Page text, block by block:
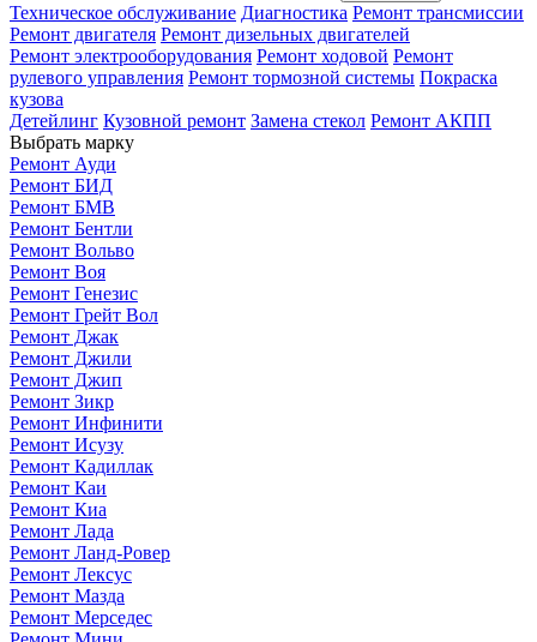
Техническое обслуживание Диагностика Ремонт трансмиссии
Ремонт двигателя Ремонт дизельных двигателей
Ремонт электрооборудования Ремонт ходовой Ремонт
рулевого управления Ремонт тормозной системы Покраска
кузова
Детейлинг Кузовной ремонт Замена стекол Ремонт АКПП
Выбрать марку
Ремонт Ауди
Ремонт БИД
Ремонт БМВ
Ремонт Бентли
Ремонт Вольво
Ремонт Воя
Ремонт Генезис
Ремонт Грейт Вол
Ремонт Джак
Ремонт Джили
Ремонт Джип
Ремонт Зикр
Ремонт Инфинити
Ремонт Исузу
Ремонт Кадиллак
Ремонт Каи
Ремонт Киа
Ремонт Лада
Ремонт Ланд-Ровер
Ремонт Лексус
Ремонт Мазда
Ремонт Мерседес